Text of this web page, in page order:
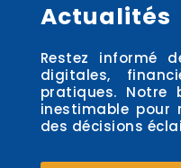
Actualités
Restez informé
digitales,
pratiques. Notre
inestimable pour
des décisions